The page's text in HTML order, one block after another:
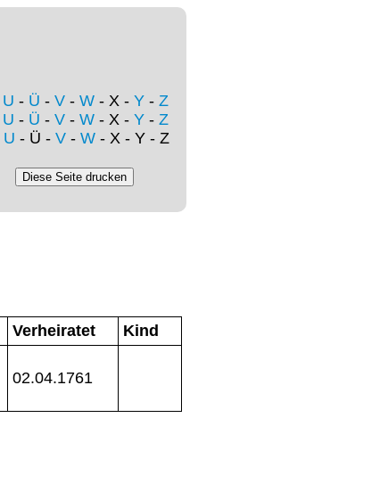
U - Ü - V - W - X - Y - Z
U - Ü - V - W - X - Y - Z
U - Ü - V- W- X - Y - Z
Verheiratet
Kind
02.04.1761